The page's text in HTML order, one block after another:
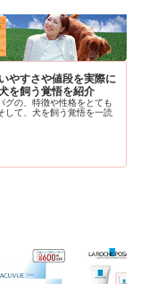
やすさや値段を実際に
を飼う覚悟を紹介
グの、特徴や性格をとても
して、犬を飼う覚悟を一読